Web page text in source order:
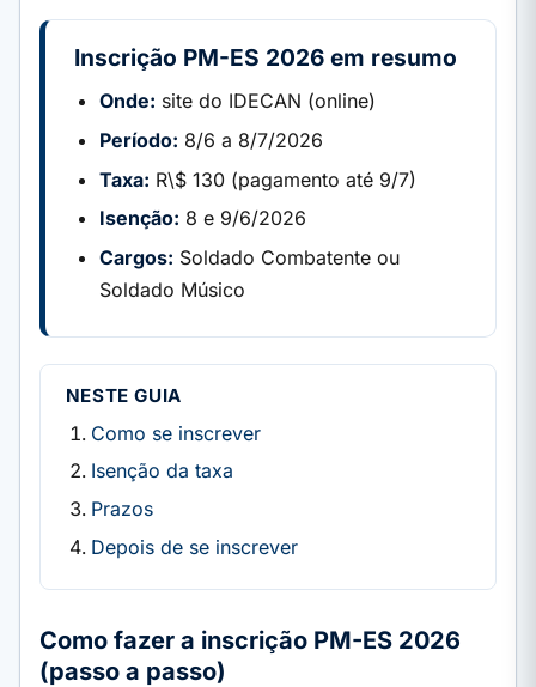
Inscrição PM-ES 2026 em resumo
Onde: site do IDECAN (online)
Período: 8/6 a 8/7/2026
Taxa: R\$ 130 (pagamento até 9/7)
Isenção: 8 e 9/6/2026
Cargos: Soldado Combatente ou
Soldado Músico
NESTE GUIA
Como se inscrever
Isenção da taxa
Prazos
Depois de se inscrever
Como fazer a inscrição PM-ES 2026
(passo a passo)